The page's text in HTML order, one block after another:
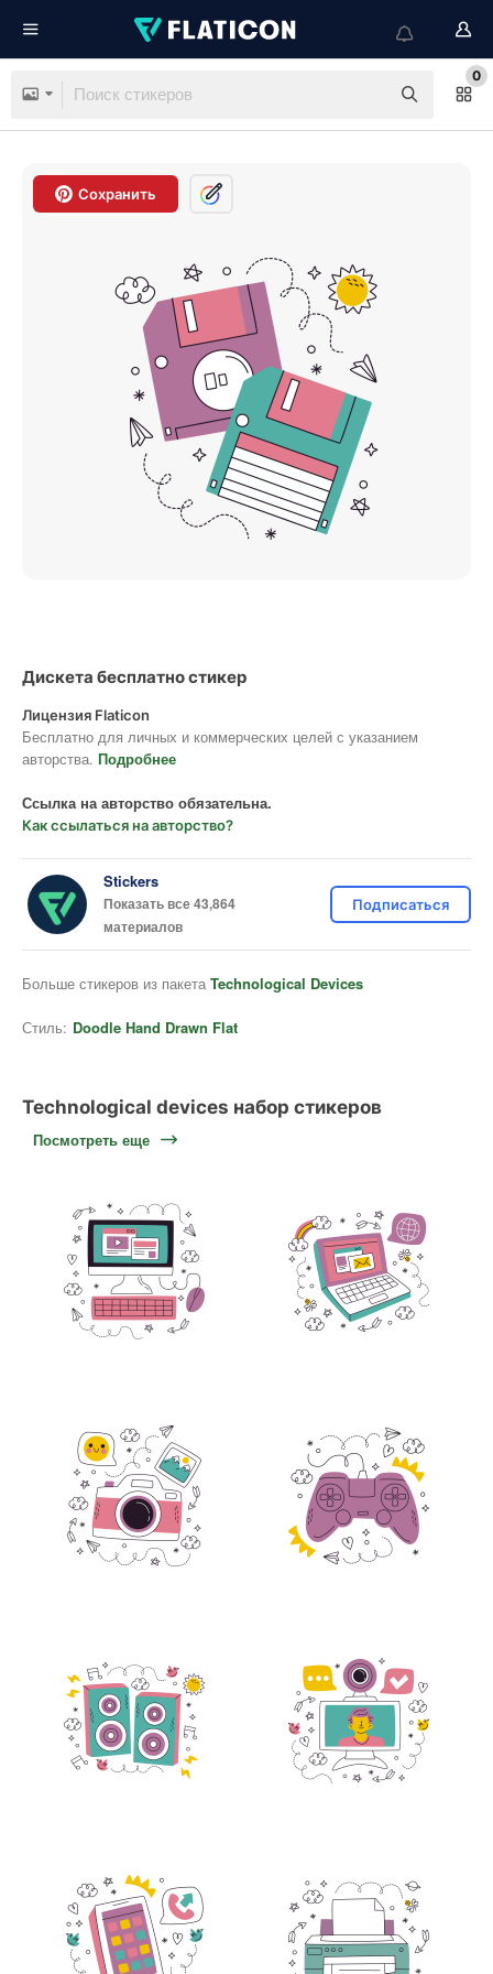
0
Сохранить
Дискета бесплатно стикер
Лицензия Flaticon
Бесплатно для личных и коммерческих целей с указанием
авторства. Подробнее
Ссылка на авторство обязательна.
Как ссылаться на авторство?
Stickers
Показать все 43,864
материалов
Подписаться
Больше стикеров из пакета Technological Devices
Стиль: Doodle Hand Drawn Flat
Technological devices набор стикеров
Посмотреть еще